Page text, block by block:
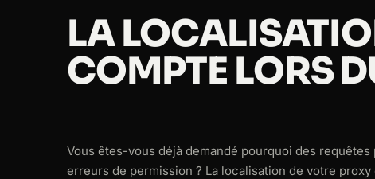
LA
COMPTE LORS
Vous êtes-vous déjà demandé pourquoi des
erreurs de permission ? La localisation de votre